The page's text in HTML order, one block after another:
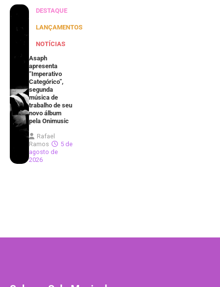
DESTAQUE
LANÇAMENTOS
NOTÍCIAS
Asaph
apresenta
“Imperativo
Categórico”,
segunda
música de
trabalho de seu
novo álbum
pela Onimusic
Rafael
Ramos
5 de
agosto de
2026